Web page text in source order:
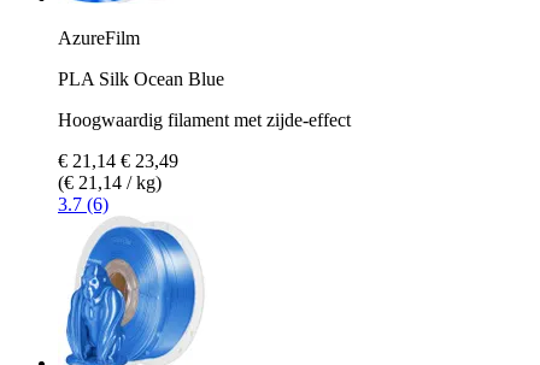
AzureFilm
PLA Silk Ocean Blue
Hoogwaardig filament met zijde-effect
€ 21,14 € 23,49
(€ 21,14 / kg)
3.7 (6)